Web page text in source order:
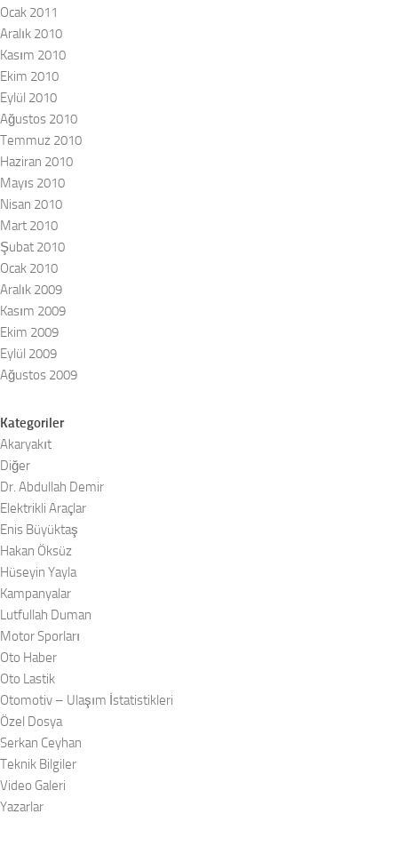
Ocak 2011
Aralık 2010
Kasım 2010
Ekim 2010
Eylül 2010
Ağustos 2010
Temmuz 2010
Haziran 2010
Mayıs 2010
Nisan 2010
Mart 2010
Şubat 2010
Ocak 2010
Aralık 2009
Kasım 2009
Ekim 2009
Eylül 2009
Ağustos 2009
Kategoriler
Akaryakıt
Diğer
Dr. Abdullah Demir
Elektrikli Araçlar
Enis Büyüktaş
Hakan Öksüz
Hüseyin Yayla
Kampanyalar
Lutfullah Duman
Motor Sporları
Oto Haber
Oto Lastik
Otomotiv – Ulaşım İstatistikleri
Özel Dosya
Serkan Ceyhan
Teknik Bilgiler
Video Galeri
Yazarlar